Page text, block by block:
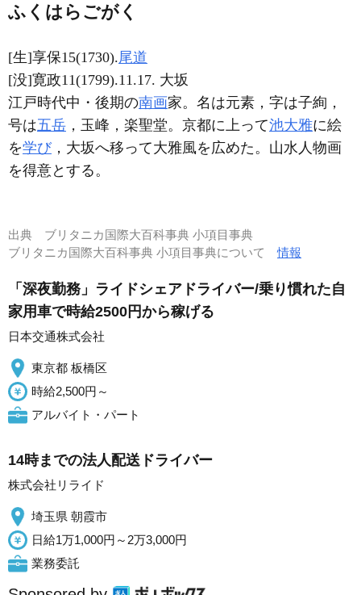
ふくはらごがく
[生]享保15(1730).尾道
[没]寛政11(1799).11.17. 大坂
江戸時代中・後期の南画家。名は元素，字は子絢，
号は五岳 ，玉峰，楽聖堂。京都に上って池大雅に絵
を学び，大坂へ移って大雅風を広めた。山水人物画
を得意とする。
出典 ブリタニカ国際大百科事典 小項目事典
ブリタニカ国際大百科事典 小項目事典について情報
「深夜勤務」ライドシェアドライバー/乗り慣れた自
家用車で時給2500円から稼げる
日本交通株式会社
東京都 板橋区
時給2,500円～
アルバイト・パート
14時までの法人配送ドライバー
株式会社リライド
埼玉県 朝霞市
日給1万1,000円～2万3,000円
業務委託